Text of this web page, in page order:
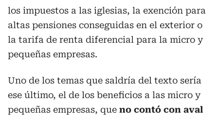
los impuestos a las iglesias, la exención para
altas pensiones conseguidas en el exterior o
la tarifa de renta diferencial para la micro y
pequeñas empresas.
Uno de los temas que saldría del texto sería
ese último, el de los beneficios a las micro y
pequeñas empresas, que no contó con aval